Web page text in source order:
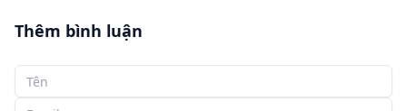
Thêm bình luận
Tên của bạn